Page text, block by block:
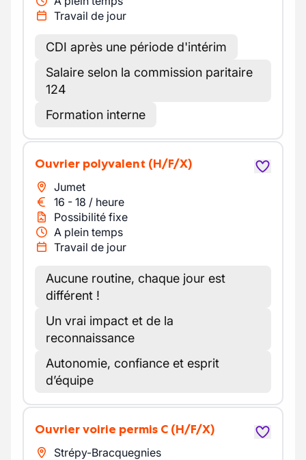
Travail de jour
CDI après une période d'intérim
Salaire selon la commission paritaire
124
Formation interne
Ouvrier polyvalent (H/F/X)
Jumet
16 - 18 / heure
Possibilité fixe
A plein temps
Travail de jour
Aucune routine, chaque jour est
différent !
Un vrai impact et de la
reconnaissance
Autonomie, confiance et esprit
d’équipe
ouvrier voirie permis C (H/F/X)
Strépy-Bracquegnies